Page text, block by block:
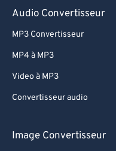
Audio Convertisseur
MP3 Convertisseur
MP4 à MP3
Video à MP3
Convertisseur audio
Image Convertisseur